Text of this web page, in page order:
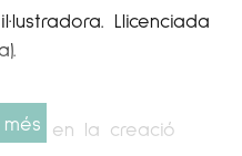
Llicenciada
en la creació